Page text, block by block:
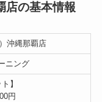
店の基本情報
沖縄那覇店
ニング
】
円